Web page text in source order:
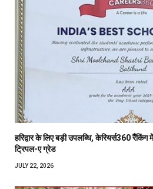
हरिद्वार के लिए बड़ी उपलब्धि, केरियर्स360 रैंकिंग
ट्रिपल-ए ग्रेड
JULY 22, 2026